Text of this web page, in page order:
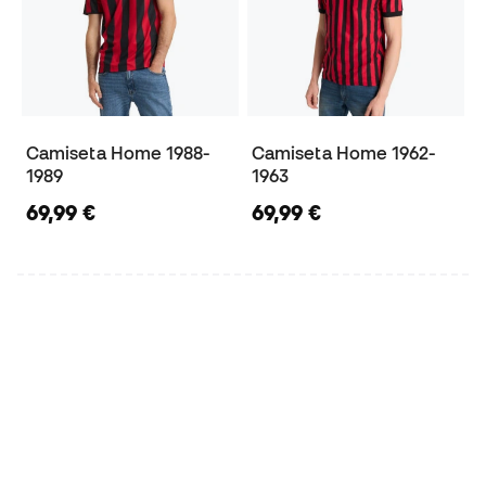
Camiseta Home 1988-
1989
69,99 €
Camiseta Home 1962-
1963
69,99 €